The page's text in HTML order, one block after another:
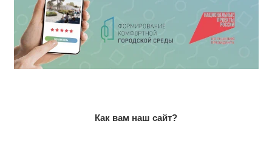
Как вам наш сайт?